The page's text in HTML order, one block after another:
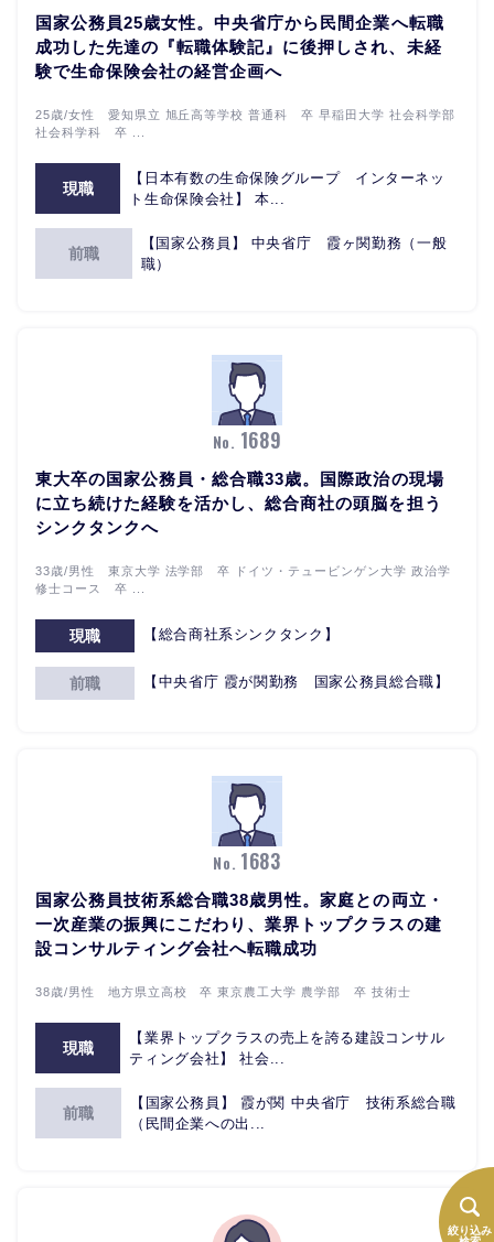
絞り込み
国家公務員25歳女性。中央省庁から民間企業へ転職
成功した先達の『転職体験記』に後押しされ、未経
験で生命保険会社の経営企画へ
25歳/女性 愛知県立 旭丘高等学校 普通科 卒 早稲田大学 社会科学部
社会科学科 卒 ...
現職
【日本有数の生命保険グループ インターネッ
ト生命保険会社】 本...
前職
【国家公務員】 中央省庁 霞ヶ関勤務（一般
職）
No. 1689
東大卒の国家公務員・総合職33歳。国際政治の現場
に立ち続けた経験を活かし、総合商社の頭脳を担う
シンクタンクへ
33歳/男性 東京大学 法学部 卒 ドイツ・テュービンゲン大学 政治学
修士コース 卒 ...
現職 【総合商社系シンクタンク】
前職 【中央省庁 霞が関勤務 国家公務員総合職】
No. 1683
国家公務員技術系総合職38歳男性。家庭との両立・
一次産業の振興にこだわり、業界トップクラスの建
設コンサルティング会社へ転職成功
38歳/男性 地方県立高校 卒 東京農工大学 農学部 卒 技術士
現職
【業界トップクラスの売上を誇る建設コンサル
ティング会社】 社会...
前職
【国家公務員】 霞が関 中央省庁 技術系総合職
（民間企業への出...